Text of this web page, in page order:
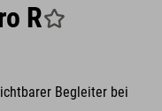
R
Begleiter bei